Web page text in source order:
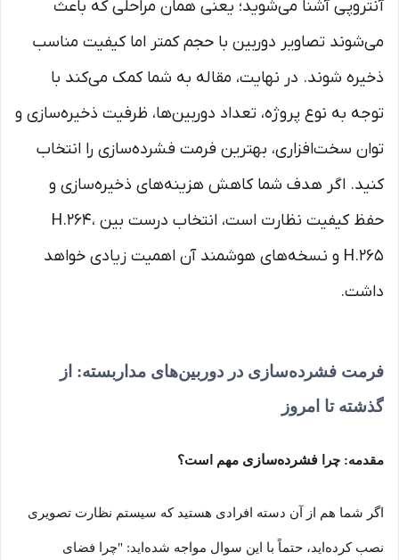
آنتروپی آشنا می‌شوید؛ یعنی همان مراحلی که باعث
می‌شوند تصاویر دوربین با حجم کمتر اما کیفیت مناسب
ذخیره شوند. در نهایت، مقاله به شما کمک می‌کند با
توجه به نوع پروژه، تعداد دوربین‌ها، ظرفیت ذخیره‌سازی و
توان سخت‌افزاری، بهترین فرمت فشرده‌سازی را انتخاب
کنید. اگر هدف شما کاهش هزینه‌های ذخیره‌سازی و
حفظ کیفیت نظارت است، انتخاب درست بین H.264،
H.265 و نسخه‌های هوشمند آن اهمیت زیادی خواهد
داشت.
فرمت فشرده‌سازی در دوربین‌های مداربسته: از
گذشته تا امروز
مقدمه: چرا فشرده‌سازی مهم است؟
اگر شما هم از آن دسته افرادی هستید که سیستم نظارت تصویری
نصب کرده‌اید، حتماً با این سوال مواجه شده‌اید: "چرا فضای